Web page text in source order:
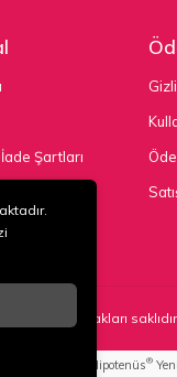
Şartları
ŞTİ . Tüm hakları saklıdır.
Hipotenüs®